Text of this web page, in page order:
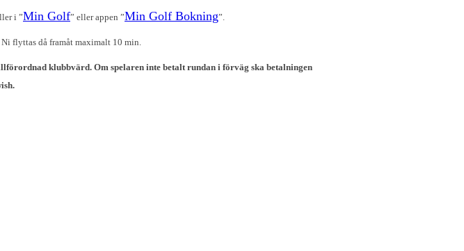
i ”Min Golf” eller appen ”Min Golf Bokning”.
flyttas då framåt maximalt 10 min.
klubbvärd. Om spelaren inte betalt rundan i förväg ska betalningen